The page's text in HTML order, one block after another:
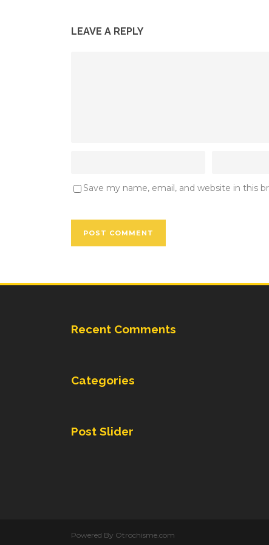
LEAVE A REPLY
Save my name, email, and website in this
Recent Comments
Categories
Post Slider
Powered By Otrochisme.com